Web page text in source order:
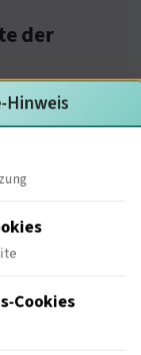
der
Aspekte
aus der
Cookies